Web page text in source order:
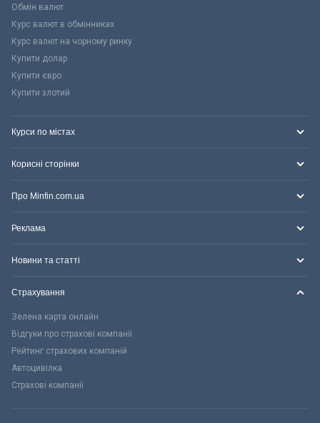
Обмін валют
Курс валют в обмінниках
Курс валют на чорному ринку
Купити долар
Купити євро
Купити злотий
Курси по містах
Корисні сторінки
Про Minfin.com.ua
Реклама
Новини та статті
Страхування
Зелена карта онлайн
Відгуки про страхові компанії
Рейтинг страхових компаній
Автоцивілка
Страхові компанії